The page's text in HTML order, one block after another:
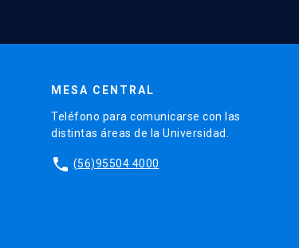
MESA CENTRAL
Teléfono para comunicarse con las
distintas áreas de la Universidad.
phone (56)95504 4000